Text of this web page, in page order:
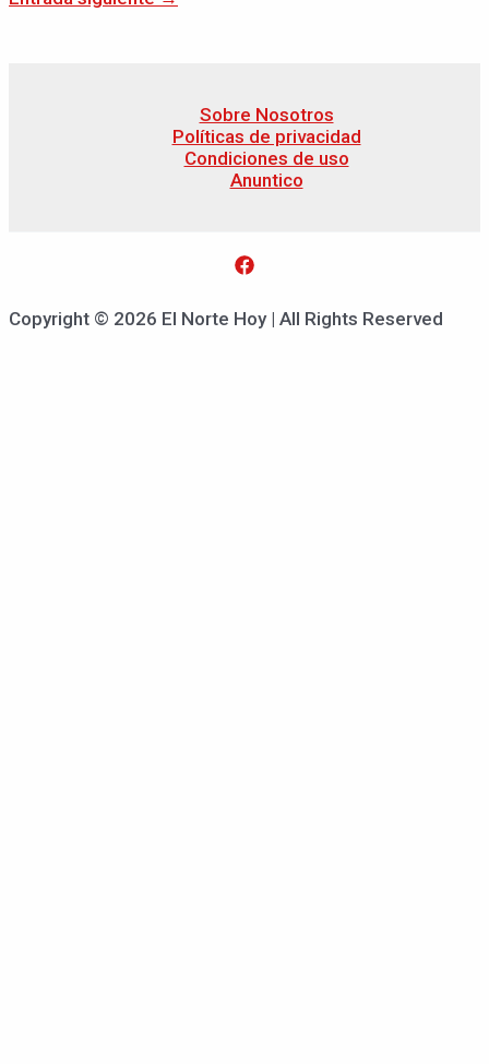
Sobre Nosotros
Políticas de privacidad
Condiciones de uso
Anuntico
Copyright © 2026 El Norte Hoy | All Rights Reserved